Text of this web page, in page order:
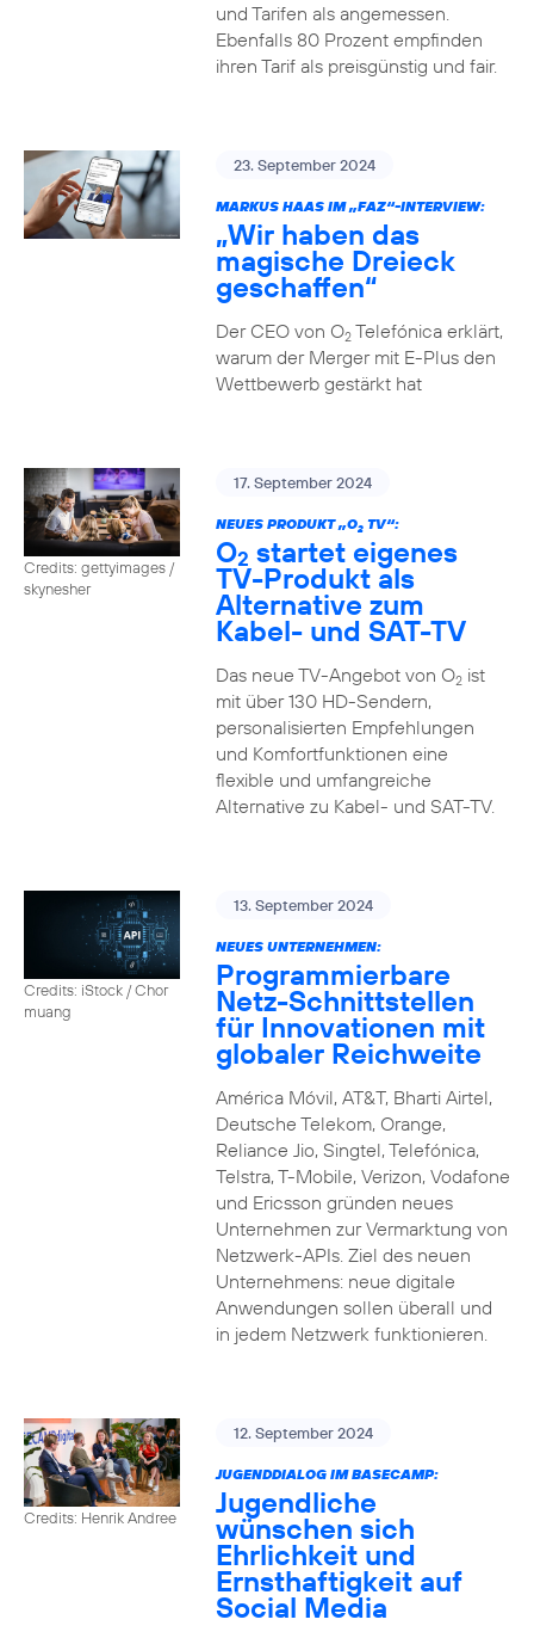
und Tarifen als angemessen.
Ebenfalls 80 Prozent empfinden
ihren Tarif als preisgünstig und fair.
23. September 2024
MARKUS HAAS IM „FAZ“-INTERVIEW:
„Wir haben das
magische Dreieck
geschaffen“
Der CEO von O2Telefónica erklärt,
warum der Merger mit E-Plus den
Wettbewerb gestärkt hat
Credits: gettyimages /
skynesher
17. September 2024
NEUES PRODUKT „O2TV“:
O2 startet eigenes
TV-Produkt als
Alternative zum
Kabel- und SAT-TV
Das neue TV-Angebot von O2ist
mit über 130 HD-Sendern,
personalisierten Empfehlungen
und Komfortfunktionen eine
flexible und umfangreiche
Alternative zu Kabel- und SAT-TV.
Credits: iStock / Chor
muang
13. September 2024
NEUES UNTERNEHMEN:
Programmierbare
Netz-Schnittstellen
für Innovationen mit
globaler Reichweite
América Móvil, AT&T, Bharti Airtel,
Deutsche Telekom, Orange,
Reliance Jio, Singtel, Telefónica,
Telstra, T-Mobile, Verizon, Vodafone
und Ericsson gründen neues
Unternehmen zur Vermarktung von
Netzwerk-APIs. Ziel des neuen
Unternehmens: neue digitale
Anwendungen sollen überall und
in jedem Netzwerk funktionieren.
Credits: Henrik Andree
12. September 2024
JUGENDDIALOG IM BASECAMP:
Jugendliche
wünschen sich
Ehrlichkeit und
Ernsthaftigkeit auf
Social Media